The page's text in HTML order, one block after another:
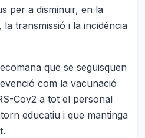
per a disminuir, en la
transmissió i la incidència
que se seguisquen
com la vacunació
Cov2 a tot el personal
educatiu i que mantinga